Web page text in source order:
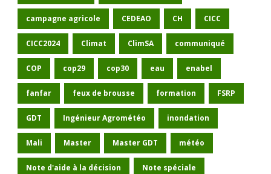
campagne agricole CEDEAO CH CICC
CICC2024 Climat ClimSA communiqué
COP cop29 cop30 eau enabel
fanfar feux de brousse formation FSRP
GDT Ingénieur Agrométéo inondation
Mali Master Master GDT météo
Note d'aide à la décision Note spéciale